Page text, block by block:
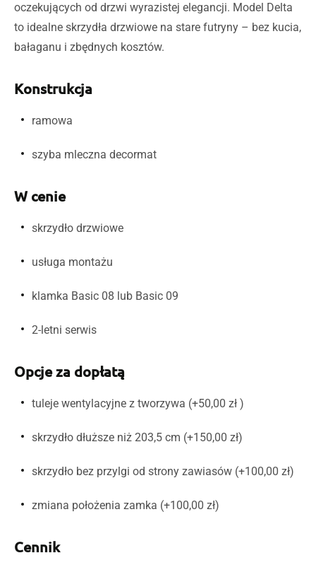
oczekujących od drzwi wyrazistej elegancji. Model Delta
to idealne skrzydła drzwiowe na stare futryny – bez kucia,
bałaganu i zbędnych kosztów.
Konstrukcja
ramowa
szyba mleczna decormat
W cenie
skrzydło drzwiowe
usługa montażu
klamka Basic 08 lub Basic 09
2-letni serwis
Opcje za dopłatą
tuleje wentylacyjne z tworzywa (+50,00 zł )
skrzydło dłuższe niż 203,5 cm (+150,00 zł)
skrzydło bez przylgi od strony zawiasów (+100,00 zł)
zmiana położenia zamka (+100,00 zł)
Cennik